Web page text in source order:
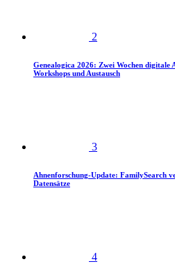
2
Genealogica 2026: Zwei Wochen digitale
Workshops und Austausch
3
Ahnenforschung-Update: FamilySearch
Datensätze
4